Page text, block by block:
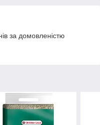
за домовленістю